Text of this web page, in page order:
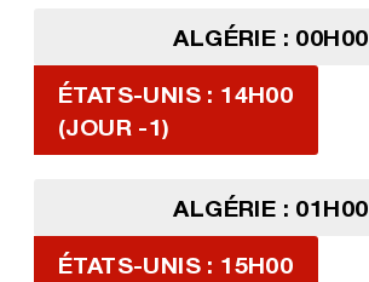
ALGÉRIE : 00H00
ÉTATS-UNIS : 14H00
(JOUR -1)
ALGÉRIE : 01H00
ÉTATS-UNIS : 15H00